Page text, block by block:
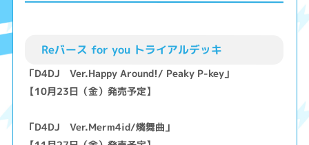
Reバース for you トライアルデッキ
「D4DJ Ver.Happy Around!/ Peaky P-key」
【10月23日（金）発売予定】
「D4DJ Ver.Merm4id/燐舞曲」